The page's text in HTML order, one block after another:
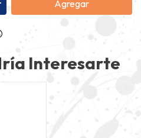
Agregar
Interesarte